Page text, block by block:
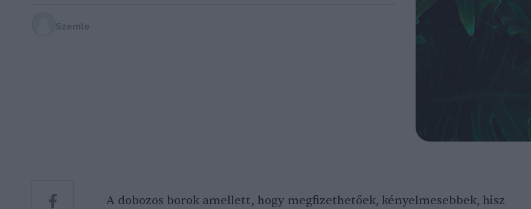
Szemle
A dobozos borok amellett, hogy megfizethetőek, kényelmesebbek, hisz